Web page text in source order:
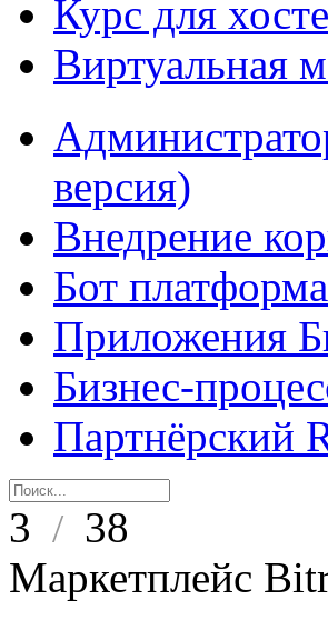
Курс для
Виртуальная
версия)
Внедрение
Бот
Приложения
Бизнес-
Партнёрский
3 / 38
Маркетплейс